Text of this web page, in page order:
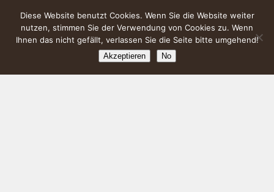
Diese Website benutzt Cookies. Wenn Sie die Website weiter
nutzen, stimmen Sie der Verwendung von Cookies zu. Wenn
Ihnen das nicht gefällt, verlassen Sie die Seite bitte umgehend!
Akzeptieren No